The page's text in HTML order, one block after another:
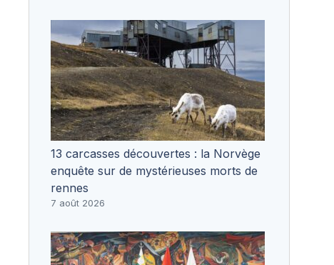
13 carcasses découvertes : la Norvège
enquête sur de mystérieuses morts de
rennes
7 août 2026